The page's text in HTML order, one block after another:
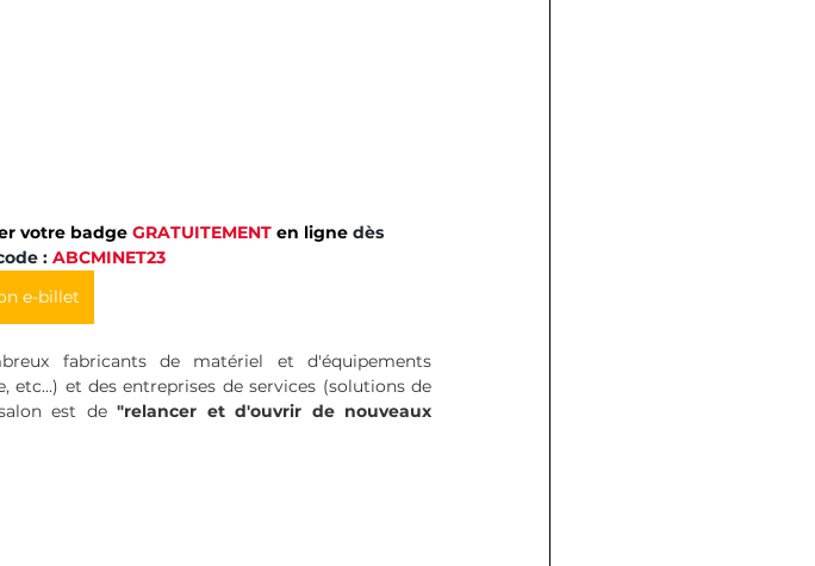
votre badge GRATUITEMENT en ligne dès
: ABCMINET23
e-billet
fabricants de matériel et d'équipements
etc...) et des entreprises de services (solutions de
est de "relancer et d'ouvrir de nouveaux